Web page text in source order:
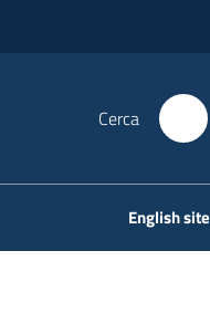
Cerca
English site